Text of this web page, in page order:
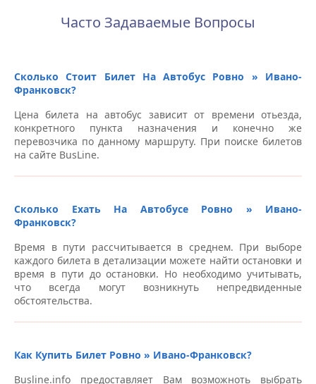
Автобусная остановка, пл. Привокзальная (через
Автобусная остановка Кафе “Зруб” – Автовокзалы
Ивано-Франковск
Автобусная остановка Кинотеатр “Космос” –
Автовокзалы Ивано-Франковск
Автовокзал, ул. Привокзальная, 1 – Автовокзалы
Ивано-Франковск
Автовокзал, ул. Зализнична, 30 – Автовокзалы Ивано-
Франковск
“ПриватБанк” – Автовокзалы Ровно
Автовокзалы Ровно
“Сильпо” – Автовокзалы Ровно
Автобусная остановка, ул. Киевская, 44 – Автовокзалы
Ровно
Автобусная остановка “Покровский собор” –
Автовокзалы Ровно
Автобусная остановка, парковка ТЦ “Чайка”, ул.
Гагарина, 16 – Автовокзалы Ровно
Автовокзал, ул. Киевская, 40, парковка Андреевского
рынка – Автовокзалы Ровно
Часто Задаваемые Вопросы
Сколько Стоит Билет На Автобус Ровно » Ивано-
Франковск?
Цена билета на автобус зависит от времени отьезда,
конкретного пункта назначения и конечно же
перевозчика по данному маршруту. При поиске билетов
на сайте BusLine.
Сколько Ехать На Автобусе Ровно » Ивано-
Франковск?
Время в пути рассчитывается в среднем. При выборе
каждого билета в детализации можете найти остановки и
время в пути до остановки. Но необходимо учитывать,
что всегда могут возникнуть непредвиденные
обстоятельства.
Как Купить Билет Ровно » Ивано-Франковск?
Busline.info предоставляет Вам возможноть выбрать